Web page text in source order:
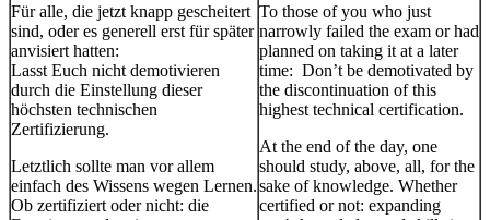
Für alle, die jetzt knapp gescheitert
sind, oder es generell erst für später
anvisiert hatten:
Lasst Euch nicht demotivieren
durch die Einstellung dieser
höchsten technischen
Zertifizierung.
Letztlich sollte man vor allem
einfach des Wissens wegen Lernen.
Ob zertifiziert oder nicht: die
To those of you who just
narrowly failed the exam or had
planned on taking it at a later
time: Don’t be demotivated by
the discontinuation of this
highest technical certification.
At the end of the day, one
should study, above, all, for the
sake of knowledge. Whether
certified or not: expanding